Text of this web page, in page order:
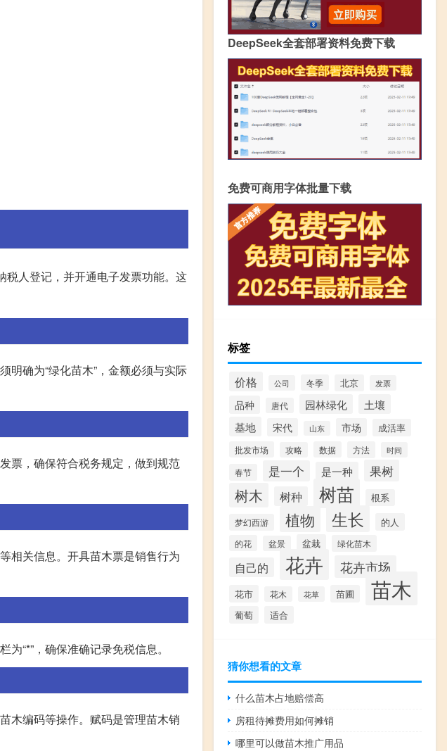
税人登记，并开通电子发票功能。这
明确为“绿化苗木”，金额必须与实际
票，确保符合税务规定，做到规范
相关信息。开具苗木票是销售行为
“*”，确保准确记录免税信息。
木编码等操作。赋码是管理苗木销
DeepSeek全套部署资料免费下载
免费可商用字体批量下载
标签
价格 公司 冬季 北京 发票
品种 唐代 园林绿化
土壤
基地
宋代 山东 市场 成活率
批发市场 攻略 数据 方法 时间
春节 是一个 是一种 果树
树木 树种 树苗
根系
梦幻西游
植物 生长 的人
的花 盆景 盆栽 绿化苗木
自己的 花卉 花卉市场
花市 花木 花草 苗圃 苗木
葡萄 适合
猜你想看的文章
什么苗木占地赔偿高
房租待摊费用如何摊销
哪里可以做苗木推广用品